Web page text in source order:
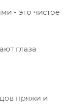
- это чистое
глаза
пряжи и